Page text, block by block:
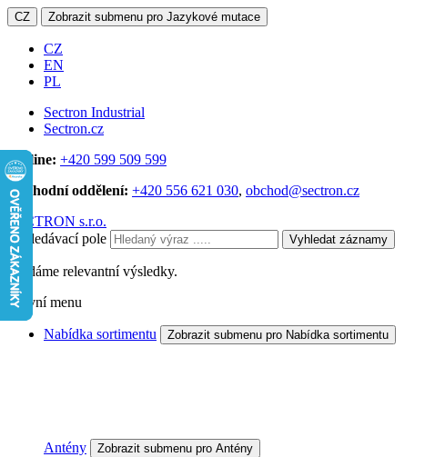
CZ Zobrazit submenu pro Jazykové mutace
CZ
EN
PL
Sectron Industrial
Sectron.cz
Hotline: +420 599 509 599
Obchodní oddělení: +420 556 621 030, obchod@sectron.cz
SECTRON s.r.o.
Vyhledávací pole
Vyhledat záznamy
Hledáme relevantní výsledky.
Hlavní menu
Nabídka sortimentu Zobrazit submenu pro Nabídka sortimentu
Antény Zobrazit submenu pro Antény